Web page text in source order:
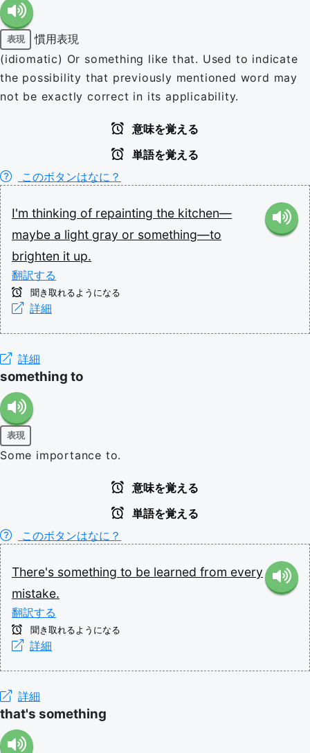
表現
慣用表現
(idiomatic) Or something like that. Used to indicate
the possibility that previously mentioned word may
not be exactly correct in its applicability.
意味を覚える
単語を覚える
このボタンはなに？
I'm thinking of repainting the kitchen—
maybe a light gray or something—to
brighten it up.
翻訳する
聞き取れるようになる
詳細
詳細
something to
表現
Some importance to.
意味を覚える
単語を覚える
このボタンはなに？
There's something to be learned from every
mistake.
翻訳する
聞き取れるようになる
詳細
詳細
that's something